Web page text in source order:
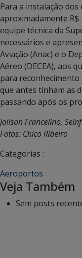
Para a instalação
aproximadamente R$
equipe técnica da
necessários e
Aviação (Anac) e o
Aéreo (DECEA), aos
para reconhecimento
que antes tinham as
passando após os
Joilson Francelino,
Fotos: Chico Ribeiro
Categorias :
Aeroportos
Veja Também
Sem posts